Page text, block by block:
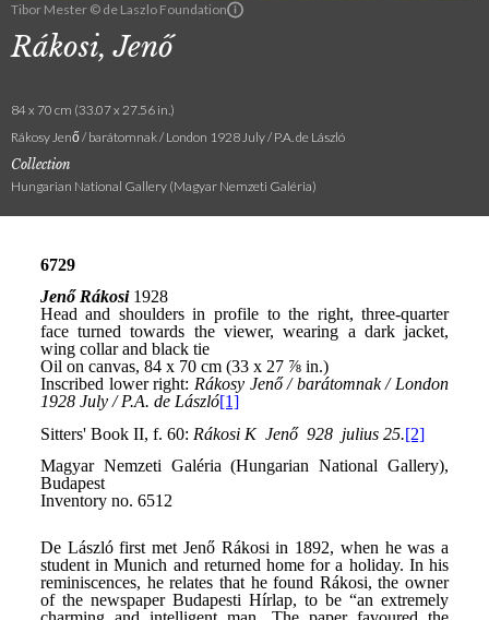
Tibor Mester © de Laszlo Foundation
Rákosi, Jenő
84 x 70 cm (33.07 x 27.56 in.)
Rákosy Jenő / barátomnak / London 1928 July / P.A. de László
Collection
Hungarian National Gallery (Magyar Nemzeti Galéria)